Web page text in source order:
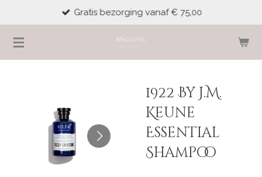
naar
de
Gratis bezorging vanaf € 75,00
1922 By J.M.
Keune
Essential
Shampoo